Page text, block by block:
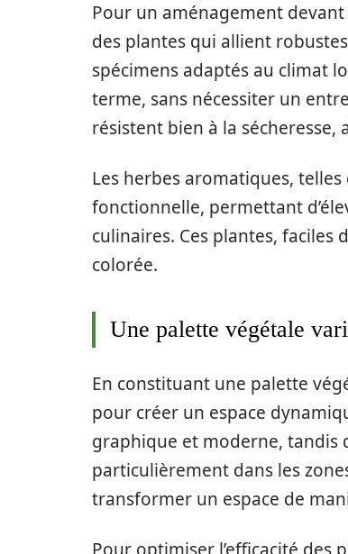
Pour un aménagement
des plantes qui allient
spécimens adaptés au climat
terme, sans nécessiter un
résistent bien à la sécheresse,
Les herbes aromatiques,
fonctionnelle, permettant
culinaires. Ces plantes, faciles
colorée.
Une palette végétale
En constituant une palette
pour créer un espace
graphique et moderne, tandis
particulièrement dans les
transformer un espace de